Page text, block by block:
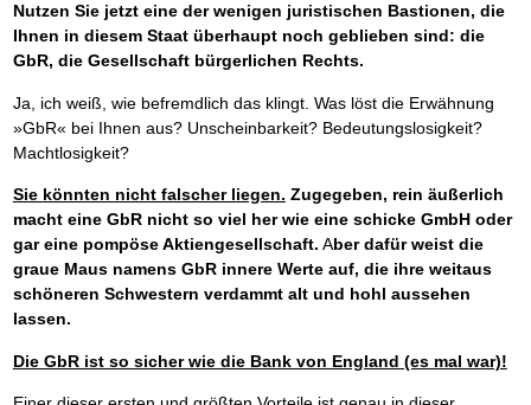
Nutzen Sie jetzt eine der wenigen juristischen Bastionen, die
Ihnen in diesem Staat überhaupt noch geblieben sind: die
GbR, die Gesellschaft bürgerlichen Rechts.
Ja, ich weiß, wie befremdlich das klingt. Was löst die Erwähnung
»GbR« bei Ihnen aus? Unscheinbarkeit? Bedeutungslosigkeit?
Machtlosigkeit?
Sie könnten nicht falscher liegen. Zugegeben, rein äußerlich
macht eine GbR nicht so viel her wie eine schicke GmbH oder
gar eine pompöse Aktiengesellschaft. Aber dafür weist die
graue Maus namens GbR innere Werte auf, die ihre weitaus
schöneren Schwestern verdammt alt und hohl aussehen
lassen.
Die GbR ist so sicher wie die Bank von England (es mal war)!